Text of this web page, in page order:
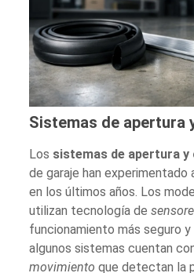
Sistemas de apertura
Los sistemas de apertura y
de garaje han
en los últimos años. Los
utilizan tecnología de
funcionamiento más seguro
algunos sistemas cuentan
movimiento que detectan la